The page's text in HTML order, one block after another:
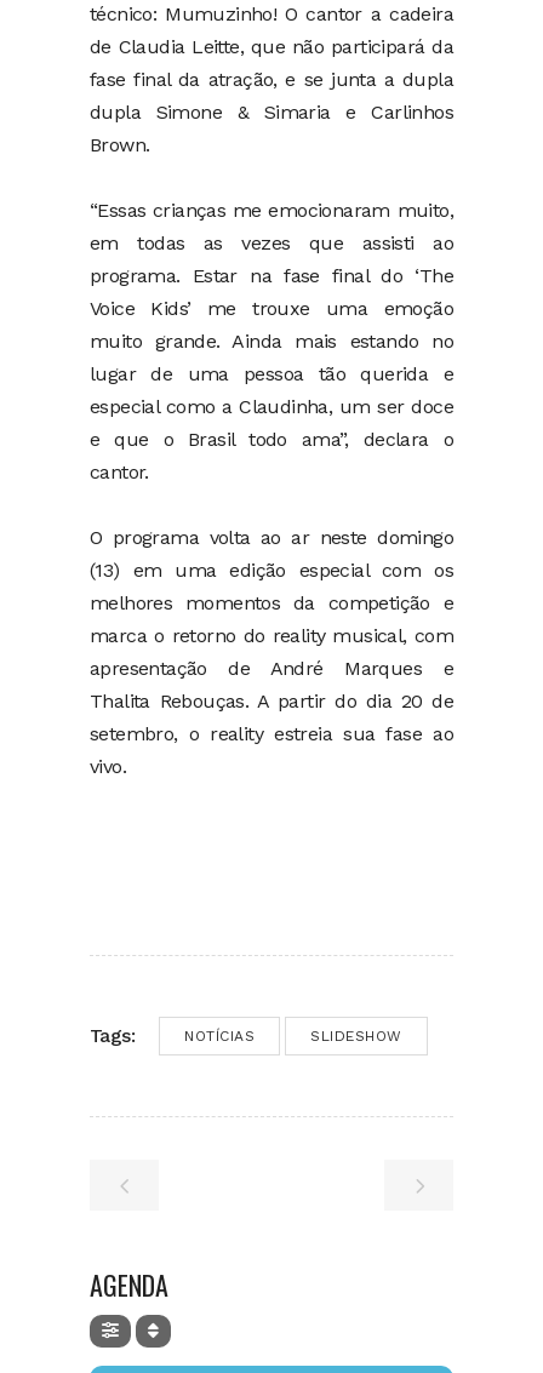
técnico: Mumuzinho! O cantor a cadeira
de Claudia Leitte, que não participará da
fase final da atração, e se junta a dupla
dupla Simone & Simaria e Carlinhos
Brown.
“Essas crianças me emocionaram muito,
em todas as vezes que assisti ao
programa. Estar na fase final do ‘The
Voice Kids’ me trouxe uma emoção
muito grande. Ainda mais estando no
lugar de uma pessoa tão querida e
especial como a Claudinha, um ser doce
e que o Brasil todo ama”, declara o
cantor.
O programa volta ao ar neste domingo
(13) em uma edição especial com os
melhores momentos da competição e
marca o retorno do reality musical, com
apresentação de André Marques e
Thalita Rebouças. A partir do dia 20 de
setembro, o reality estreia sua fase ao
vivo.
Tags: NOTÍCIAS SLIDESHOW
AGENDA